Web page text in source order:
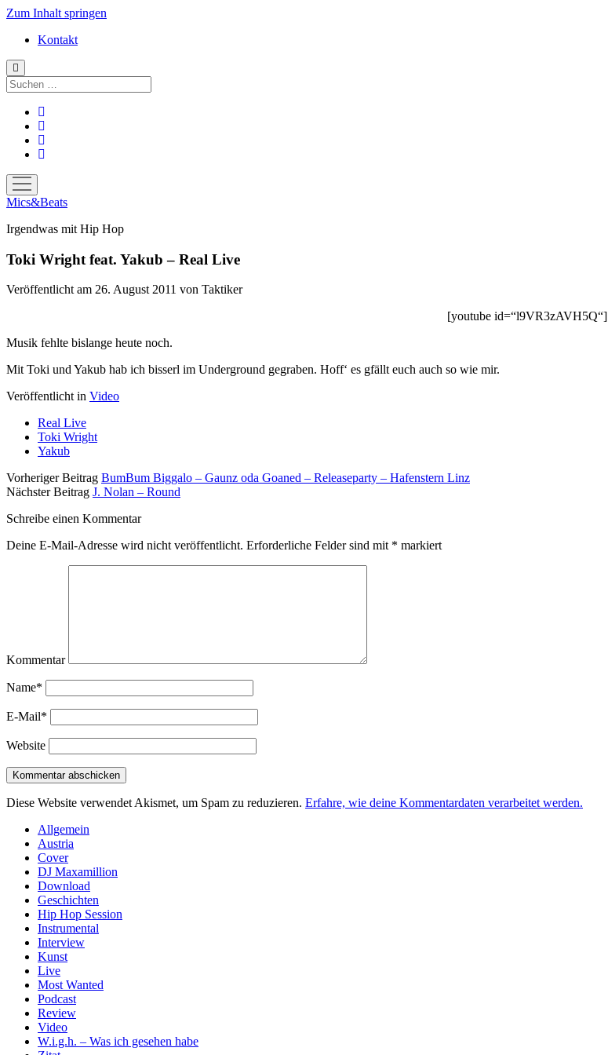
Zum Inhalt springen
Kontakt
Suchen
Menü
öffnen
Mics&Beats
Irgendwas mit Hip Hop
Toki Wright feat. Yakub – Real Live
Veröffentlicht am 26. August 2011 von Taktiker
[youtube id=“l9VR3zAVH5Q“]
Musik fehlte bislange heute noch.
Mit Toki und Yakub hab ich bisserl im Underground gegraben. Hoff‘ es gfällt euch auch so wie mir.
Veröffentlicht in Video
Real Live
Toki Wright
Yakub
Vorheriger Beitrag BumBum Biggalo – Gaunz oda Goaned – Releaseparty – Hafenstern Linz
Nächster Beitrag J. Nolan – Round
Schreibe einen Kommentar
Deine E-Mail-Adresse wird nicht veröffentlicht. Erforderliche Felder sind mit * markiert
Kommentar
Name*
E-Mail*
Website
Diese Website verwendet Akismet, um Spam zu reduzieren. Erfahre, wie deine Kommentardaten verarbeitet werden.
Sidebar
Allgemein
Austria
Cover
DJ Maxamillion
Download
Geschichten
Hip Hop Session
Instrumental
Interview
Kunst
Live
Most Wanted
Podcast
Review
Video
W.i.g.h. – Was ich gesehen habe